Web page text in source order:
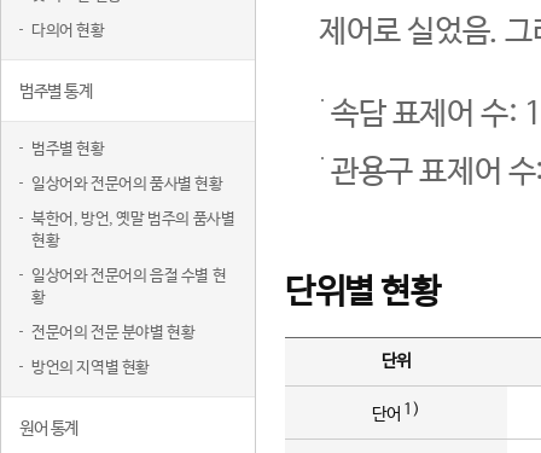
다의어 현황
범주별 통계
범주별 현황
일상어와 전문어의 품사별 현황
북한어, 방언, 옛말 범주의 품사별
현황
일상어와 전문어의 음절 수별 현
황
전문어의 전문 분야별 현황
방언의 지역별 현황
원어 통계
제어로 실었음.
속담 표제어 수:
관용구 표제어
단위별 현황
단위
단어 1)